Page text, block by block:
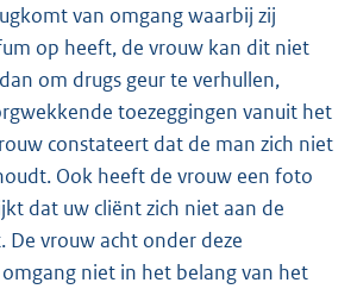
van omgang waarbij zij
op heeft, de vrouw kan dit niet
om drugs geur te verhullen,
toezeggingen vanuit het
constateert dat de man zich niet
Ook heeft de vrouw een foto
dat uw cliënt zich niet aan de
De vrouw acht onder deze
niet in het belang van het